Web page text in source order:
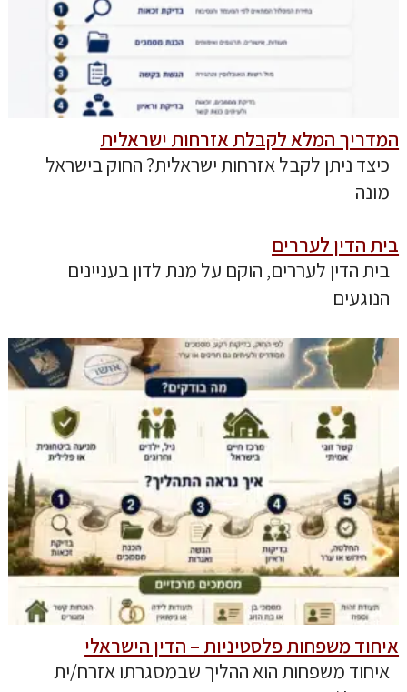
המדריך המלא לקבלת אזרחות ישראלית
כיצד ניתן לקבל אזרחות ישראלית? החוק בישראל
מונה
בית הדין לעררים
בית הדין לעררים, הוקם על מנת לדון בעניינים
הנוגעים
איחוד משפחות פלסטיניות – הדין הישראלי
איחוד משפחות הוא ההליך שבמסגרתו אזרח/ית